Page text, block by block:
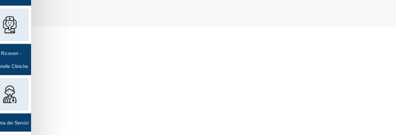
Ricoveri -
Cliniche
dei Servizi